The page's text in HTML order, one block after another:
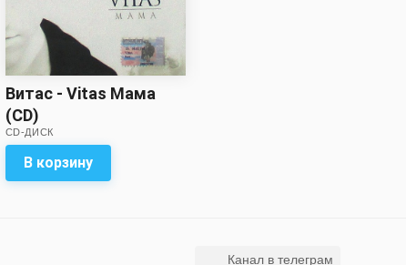
Витас - Vitas Мама
(CD)
CD-ДИСК
В корзину
Канал в телеграм